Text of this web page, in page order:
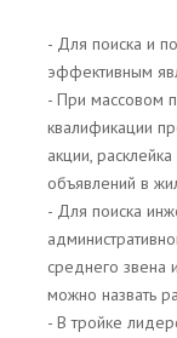
- Для поиска и
эффективным
- При массовом
квалификации
акции,
объявлений в
- Для поиска
среднего звена
можно назвать
- В тройке